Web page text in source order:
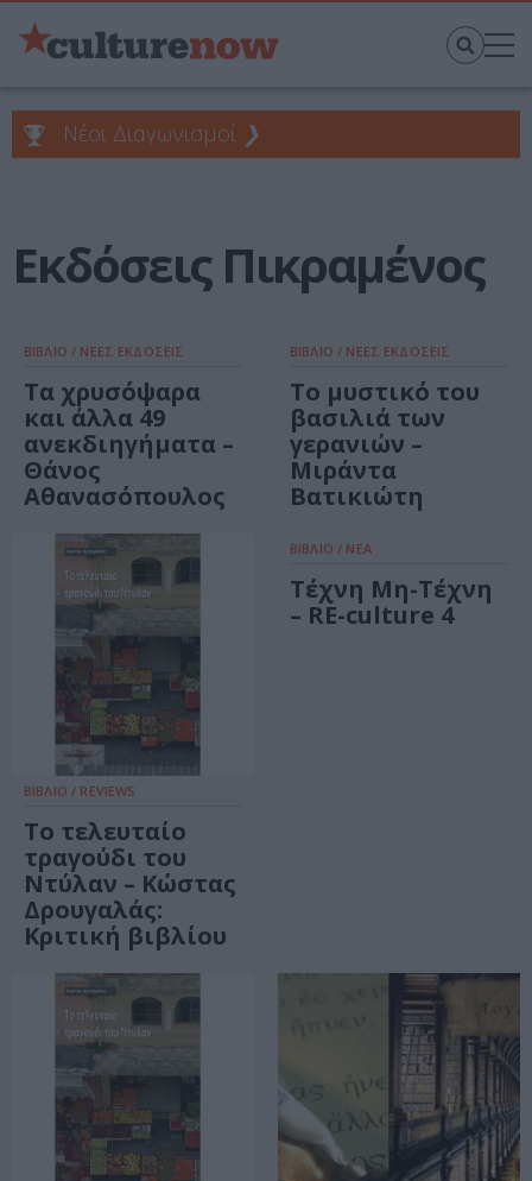
Νέοι Διαγωνισμοί ❯
Εκδόσεις Πικραμένος
ΒΙΒΛΙΟ / ΝΕΕΣ ΕΚΔΟΣΕΙΣ
Τα χρυσόψαρα
και άλλα 49
ανεκδιηγήματα –
Θάνος
Αθανασόπουλος
ΒΙΒΛΙΟ / ΝΕΕΣ ΕΚΔΟΣΕΙΣ
Το μυστικό του
βασιλιά των
γερανιών –
Μιράντα
Βατικιώτη
ΒΙΒΛΙΟ / REVIEWS
Το τελευταίο
τραγούδι του
Ντύλαν – Κώστας
Δρουγαλάς:
Κριτική βιβλίου
ΒΙΒΛΙΟ / ΝΕΑ
Τέχνη Μη-Τέχνη
– RE-culture 4